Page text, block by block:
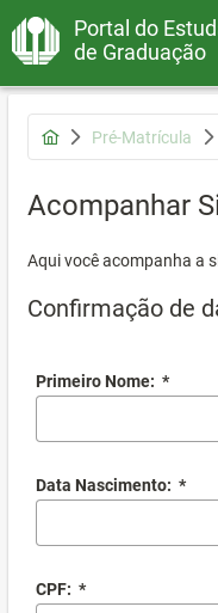
Portal do
de Graduação
Pré-Matrícula
Acompanhar
Aqui você acompanha a
Confirmação de
Primeiro Nome: *
Data Nascimento: *
CPF: *